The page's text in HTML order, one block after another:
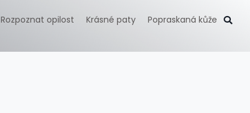
Rozpoznat opilost Krásné paty Popraskaná kůže